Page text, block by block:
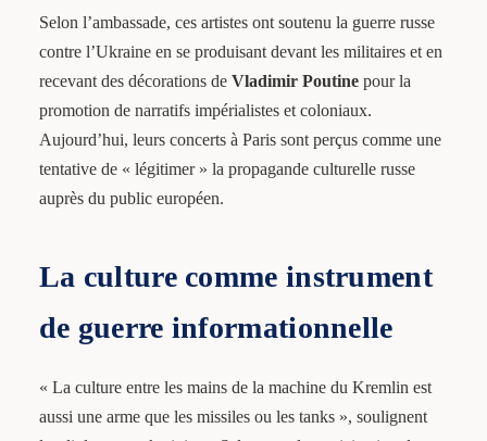
Selon l’ambassade, ces artistes ont soutenu la guerre russe
contre l’Ukraine en se produisant devant les militaires et en
recevant des décorations de Vladimir Poutinepour la
promotion de narratifs impérialistes et coloniaux.
Aujourd’hui, leurs concerts à Paris sont perçus comme une
tentative de « légitimer » la propagande culturelle russe
auprès du public européen.
La culture comme instrument
de guerre informationnelle
« La culture entre les mains de la machine du Kremlin est
aussi une arme que les missiles ou les tanks », soulignent